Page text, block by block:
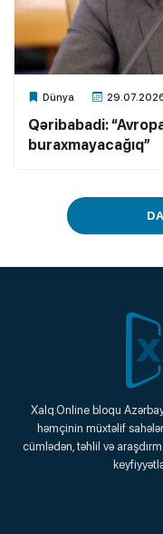
Dünya
Xalq.Online
Qəribabadi:
buraxmayacağıq”
Xalq.Online bloqu
həmçinin müxtəlif
cümlədən, təhlil və